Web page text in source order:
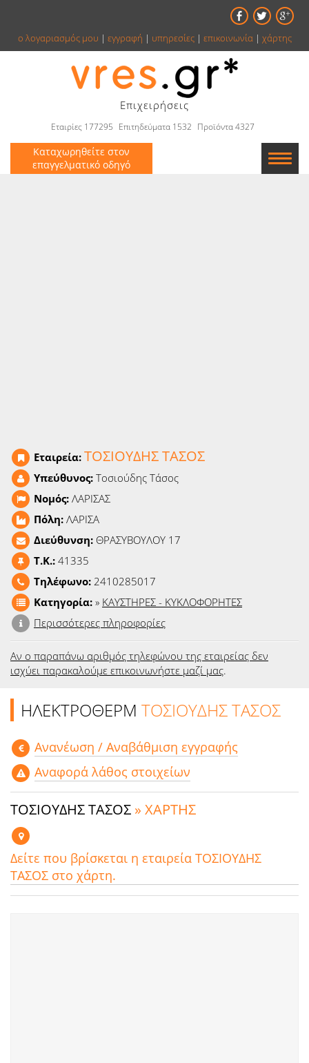
ο λογαριασμός μου | εγγραφή | υπηρεσίες| επικοινωνία| χάρτης
Επιχειρήσεις
Εταιρίες 177295 Επιτηδεύματα 1532 Προϊόντα 4327
Καταχωρηθείτε στον
επαγγελματικό οδηγό
Εταιρεία: ΤΟΣΙΟΥΔΗΣ ΤΑΣΟΣ
Υπεύθυνος: Τοσιούδης Τάσος
Νομός: ΛΑΡΙΣΑΣ
Πόλη: ΛΑΡΙΣΑ
Διεύθυνση: ΘΡΑΣΥΒΟΥΛΟΥ 17
T.K.: 41335
Τηλέφωνο: 2410285017
Κατηγορία: » ΚΑΥΣΤΗΡΕΣ - ΚΥΚΛΟΦΟΡΗΤΕΣ
Περισσότερες πληροφορίες
Αν ο παραπάνω αριθμός τηλεφώνου της εταιρείας δεν
ισχύει παρακαλούμε επικοινωνήστε μαζί μας.
ΗΛΕΚΤΡΟΘΕΡΜ ΤΟΣΙΟΥΔΗΣ ΤΑΣΟΣ
Aνανέωση / Αναβάθμιση εγγραφής
Αναφορά λάθος στοιχείων
ΤΟΣΙΟΥΔΗΣ ΤΑΣΟΣ » ΧΑΡΤΗΣ
Δείτε που βρίσκεται η εταιρεία ΤΟΣΙΟΥΔΗΣ
ΤΑΣΟΣ στο χάρτη.